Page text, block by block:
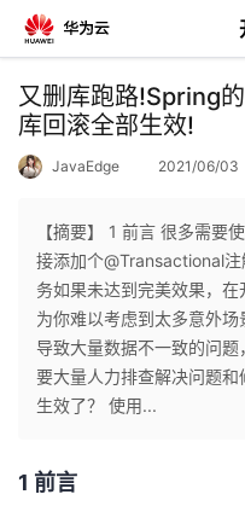
返
回
个
人
主
页
我
的
开
又删库跑路!Spring
库回滚全部生效!
JavaEdge 2021/06/03
【摘要】 1 前言 很多需要
接添加个@Transactional
务如果未达到完美效果，
为你难以考虑到太多意外
导致大量数据不一致的问
要大量人力排查解决问题
生效了？ 使用...
1 前言